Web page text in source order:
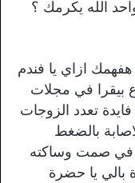
الله يكرمك ؟
ازاي يا فندم
بيقرا في مجلات
تعدد الزوجات
بالضغط
في صمت وساكته
يا حضرة